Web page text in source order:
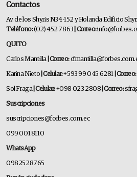
Contactos
Av. de los Shyris N34-152 y Holanda Edificio
Teléfono:(02) 452 7863 | Correo:
QUITO
Carlos Mantilla | Correo:
Karina Nieto | Celular:+593 99 045 6281 | Correo:
Sol Fraga| Celular:+098 023 2808 | Correo:
Suscripciones
suscripciones@forbes.com.ec
099 001 8110
WhatsApp
0982528765